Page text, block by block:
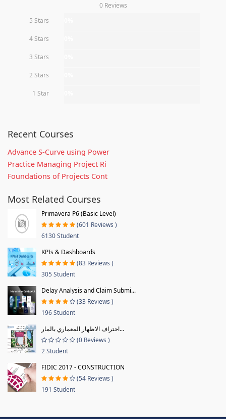
0 Reviews
5 Stars
4 Stars
3 Stars
2 Stars
1 Star
Recent Courses
Advance S-Curve using Power
Practice Managing Project Ri
Foundations of Projects Cont
Most Related Courses
Primavera P6 (Basic Level)
(601 Reviews )
6130 Student
KPIs & Dashboards
(83 Reviews )
305 Student
Delay Analysis and Claim Submi...
(33 Reviews )
196 Student
احتراف الاظهار المعماري بالمار...
(0 Reviews )
2 Student
FIDIC 2017 - CONSTRUCTION
(54 Reviews )
191 Student